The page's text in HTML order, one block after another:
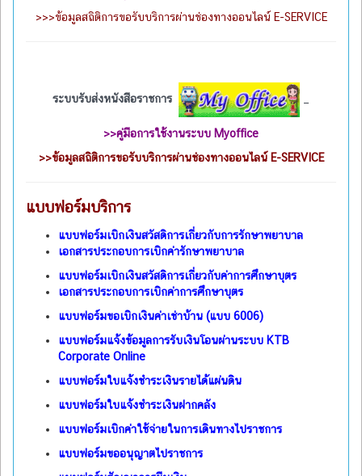
>>>ข้อมูลสถิติการขอรับบริการผ่านช่องทางออนไลน์ E-SERVICE
ระบบรับส่งหนังสือราชการ
>>คู่มือการใช้งานระบบ Myoffice
>>ข้อมูลสถิติการขอรับบริการผ่านช่องทางออนไลน์ E-SERVICE
แบบฟอร์มบริการ
แบบฟอร์มเบิกเงินสวัสดิการเกี่ยวกับการรักษาพยาบาล
เอกสารประกอบการเบิกค่ารักษาพยาบาล
แบบฟอร์มเบิกเงินสวัสดิการเกี่ยวกับค่าการศึกษาบุตร
เอกสารประกอบการเบิกค่าการศึกษาบุตร
แบบฟอร์มขอเบิกเงินค่าเช่าบ้าน (แบบ 6006)
แบบฟอร์มแจ้งข้อมูลการรับเงินโอนผ่านระบบ KTB
Corporate Online
แบบฟอร์มใบแจ้งชำระเงินรายได้แผ่นดิน
แบบฟอร์มใบแจ้งชำระเงินฝากคลัง
แบบฟอร์มเบิกค่าใช้จ่ายในการเดินทางไปราชการ
แบบฟอร์มขออนุญาตไปราชการ